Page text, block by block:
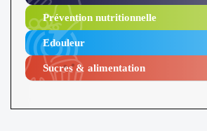
Prévention nutritionnelle
Edouleur​
Sucres & alimentation​